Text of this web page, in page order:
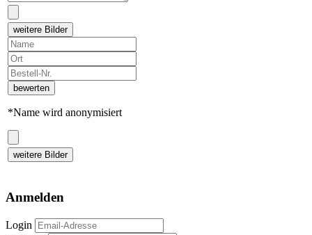
weitere Bilder
bewerten
*Name wird anonymisiert
weitere Bilder
Anmelden
Login